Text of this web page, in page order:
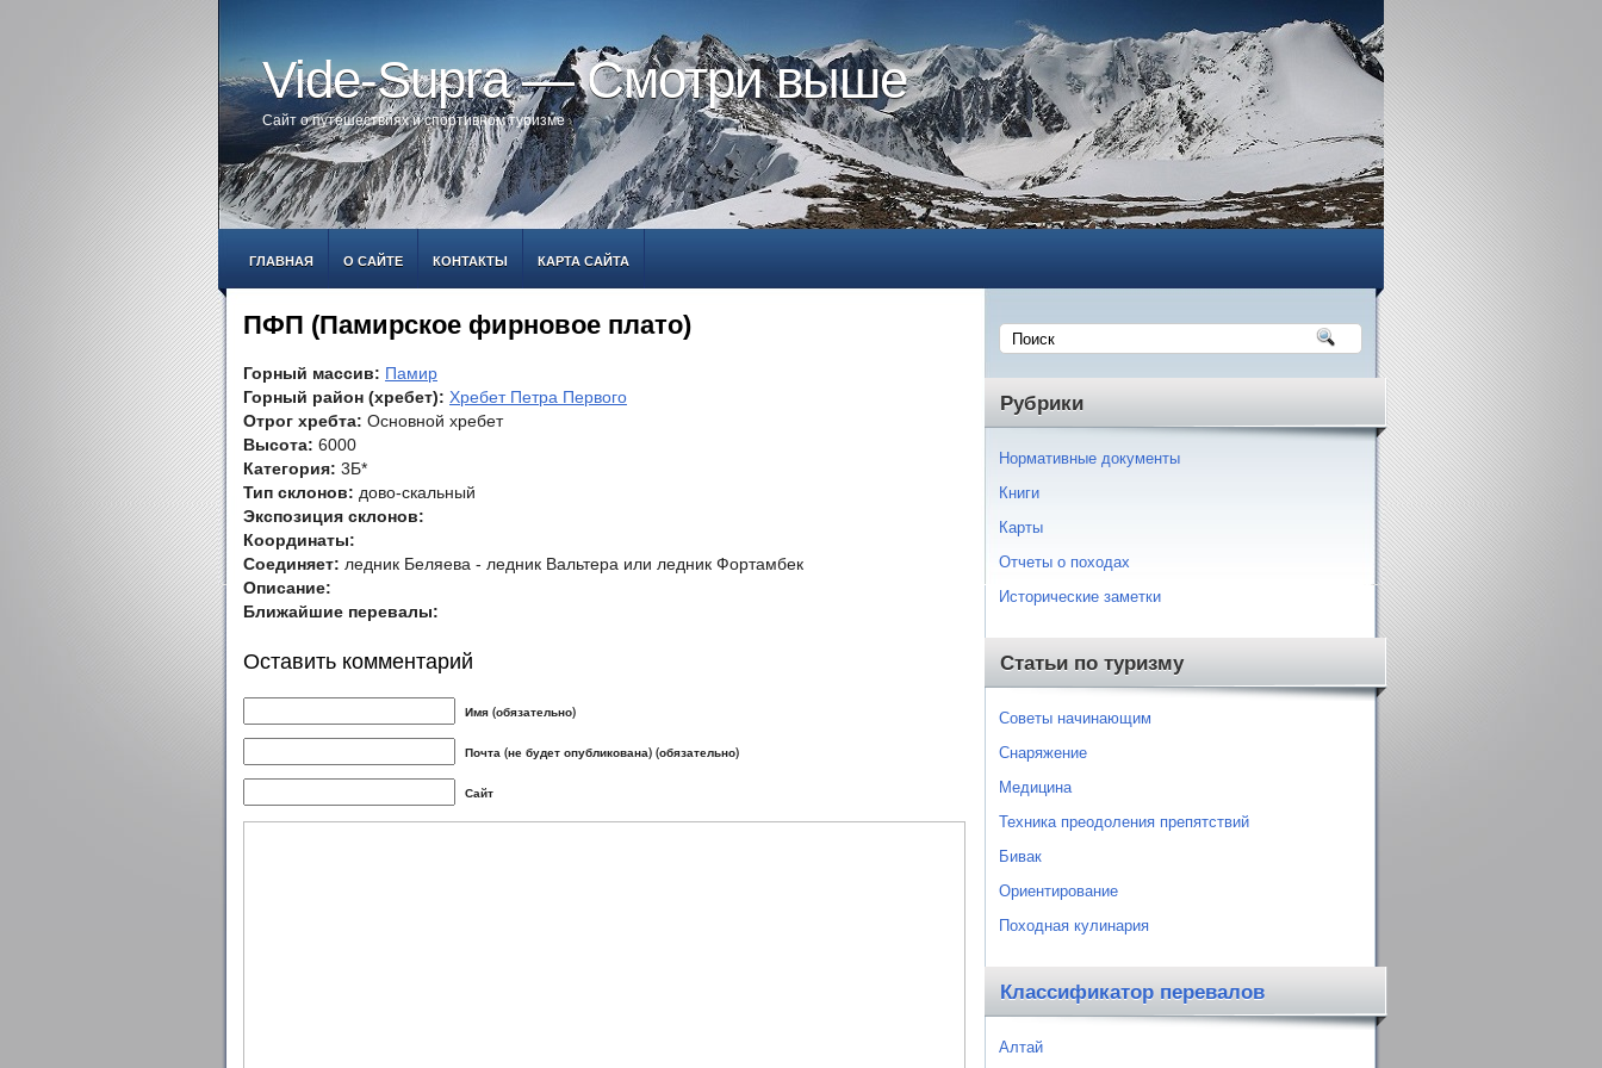
Vide-Supra — Смотри выше
Сайт о путешествиях и спортивном туризме
ГЛАВНАЯ О САЙТЕ КОНТАКТЫ КАРТА САЙТА
ПФП (Памирское фирновое плато)
Горный массив: Памир
Горный район (хребет): Хребет Петра Первого
Отрог хребта: Основной хребет
Высота: 6000
Категория: 3Б*
Тип склонов: дово-скальный
Экспозиция склонов:
Координаты:
Соединяет: ледник Беляева - ледник Вальтера или ледник Фортамбек
Описание:
Ближайшие перевалы:
Оставить комментарий
Имя (обязательно)
Почта (не будет опубликована) (обязательно)
Сайт
Рубрики
Нормативные документы
Книги
Карты
Отчеты о походах
Исторические заметки
Статьи по туризму
Советы начинающим
Снаряжение
Медицина
Техника преодоления препятствий
Бивак
Ориентирование
Походная кулинария
Классификатор перевалов
Алтай